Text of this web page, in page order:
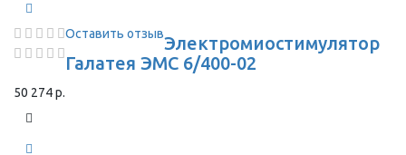
Оставить отзывЭлектромиостимулятор
Галатея ЭМС 6/400-02
50 274 р.